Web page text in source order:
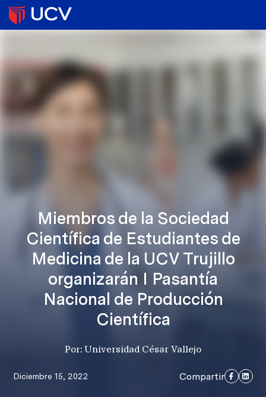
Miembros de la Sociedad
Científica de Estudiantes de
Medicina de la UCV Trujillo
organizarán I Pasantía
Nacional de Producción
Científica
Por: Universidad César Vallejo
Diciembre 15, 2022 Compartir